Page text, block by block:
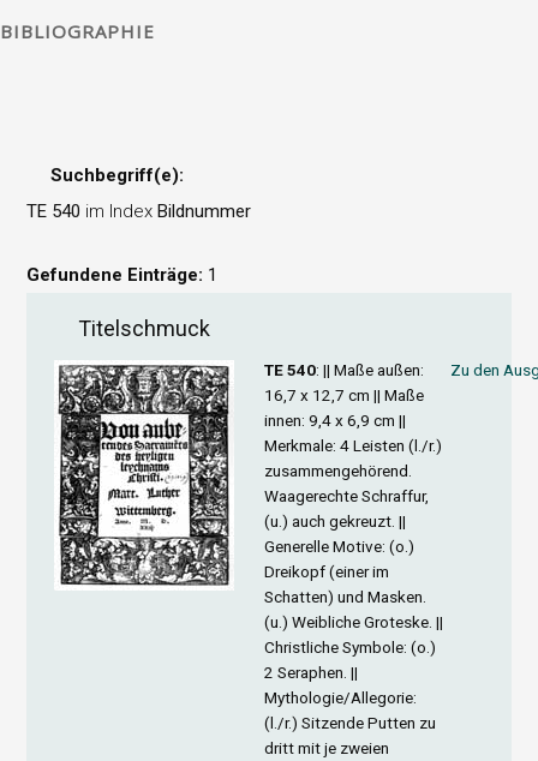
BIBLIOGRAPHIE
Suchbegriff(e):
TE 540 im IndexBildnummer
Gefundene Einträge: 1
Titelschmuck
TE 540: || Maße außen:
16,7 x 12,7 cm || Maße
innen: 9,4 x 6,9 cm ||
Merkmale: 4 Leisten (l./r.)
zusammengehörend.
Waagerechte Schraffur,
(u.) auch gekreuzt. ||
Generelle Motive: (o.)
Dreikopf (einer im
Schatten) und Masken.
(u.) Weibliche Groteske. ||
Christliche Symbole: (o.)
2 Seraphen. ||
Mythologie/Allegorie:
(l./r.) Sitzende Putten zu
dritt mit je zweien
Zu den